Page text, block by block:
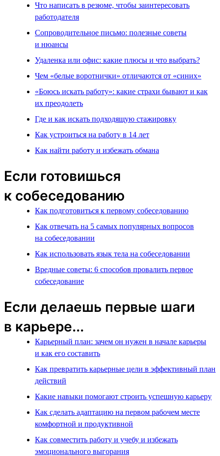
Что написать в резюме, чтобы заинтересовать
работодателя
Сопроводительное письмо: полезные советы
и нюансы
Удаленка или офис: какие плюсы и что выбрать?
Чем «белые воротнички» отличаются от «синих»
«Боюсь искать работу»: какие страхи бывают и как
их преодолеть
Где и как искать подходящую стажировку
Как устроиться на работу в 14 лет
Как найти работу и избежать обмана
Если готовишься
к собеседованию
Как подготовиться к первому собеседованию
Как отвечать на 5 самых популярных вопросов
на собеседовании
Как использовать язык тела на собеседовании
Вредные советы: 6 способов провалить первое
собеседование
Если делаешь первые шаги
в карьере...
Карьерный план: зачем он нужен в начале карьеры
и как его составить
Как превратить карьерные цели в эффективный план
действий
Какие навыки помогают строить успешную карьеру
Как сделать адаптацию на первом рабочем месте
комфортной и продуктивной
Как совместить работу и учебу и избежать
эмоционального выгорания